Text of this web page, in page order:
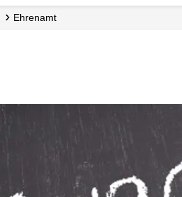
Ehrenamt